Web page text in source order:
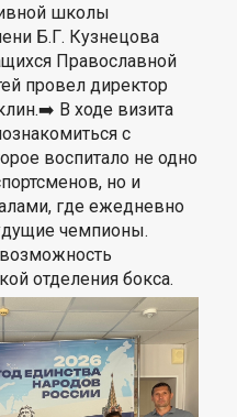
школы
Б.Г. Кузнецова
Православной
провел директор
В ходе визита
с
воспитало не одно
но и
где ежедневно
чемпионы.
отделения бокса.